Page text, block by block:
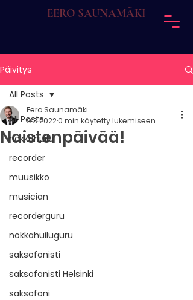
EERO SAUNAMÄKI
Päivitys
All Posts
nokkahuilu
recorder
muusikko
musician
recorderguru
nokkahuiluguru
saksofonisti
saksofonisti Helsinki
saksofoni
All Posts
Naistenpäivää!
Eero Saunamäki
9.3.20220 min käytetty lukemiseen